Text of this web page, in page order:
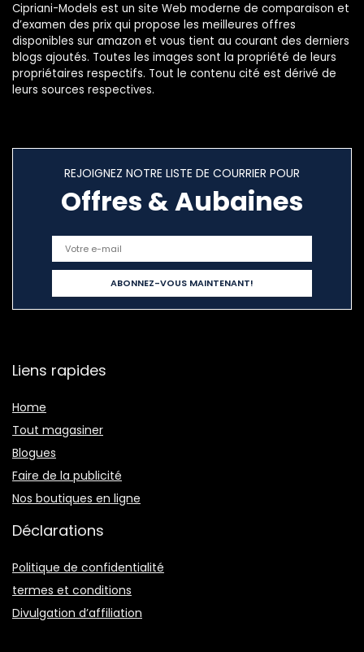
Cipriani-Models est un site Web moderne de comparaison et
d’examen des prix qui propose les meilleures offres
disponibles sur amazon et vous tient au courant des derniers
blogs ajoutés. Toutes les images sont la propriété de leurs
propriétaires respectifs. Tout le contenu cité est dérivé de
leurs sources respectives.
REJOIGNEZ NOTRE LISTE DE COURRIER POUR
Offres & Aubaines
Liens rapides
Home
Tout magasiner
Blogues
Faire de la publicité
Nos boutiques en ligne
Déclarations
Politique de confidentialité
termes et conditions
Divulgation d’affiliation